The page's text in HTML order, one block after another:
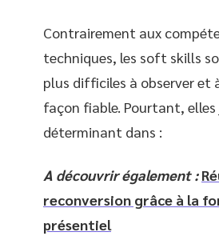
Contrairement aux
techniques, les soft skills
plus difficiles à observer et
façon fiable. Pourtant,
déterminant dans :
A découvrir également :
reconversion grâce à la
présentiel